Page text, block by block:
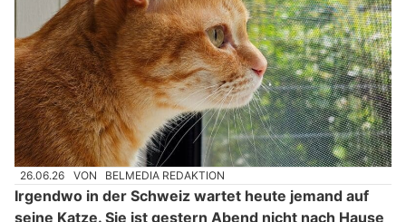
26.06.26 VON BELMEDIA REDAKTION
Irgendwo in der Schweiz wartet heute jemand auf
seine Katze. Sie ist gestern Abend nicht nach Hause